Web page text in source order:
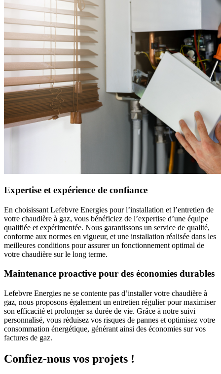
Expertise et expérience de confiance
En choisissant Lefebvre Energies pour l’installation et l’entretien de
votre chaudière à gaz, vous bénéficiez de l’expertise d’une équipe
qualifiée et expérimentée. Nous garantissons un service de qualité,
conforme aux normes en vigueur, et une installation réalisée dans les
meilleures conditions pour assurer un fonctionnement optimal de
votre chaudière sur le long terme.
Maintenance proactive pour des économies durables
Lefebvre Energies ne se contente pas d’installer votre chaudière à
gaz, nous proposons également un entretien régulier pour maximiser
son efficacité et prolonger sa durée de vie. Grâce à notre suivi
personnalisé, vous réduisez vos risques de pannes et optimisez votre
consommation énergétique, générant ainsi des économies sur vos
factures de gaz.
Confiez-nous vos projets !